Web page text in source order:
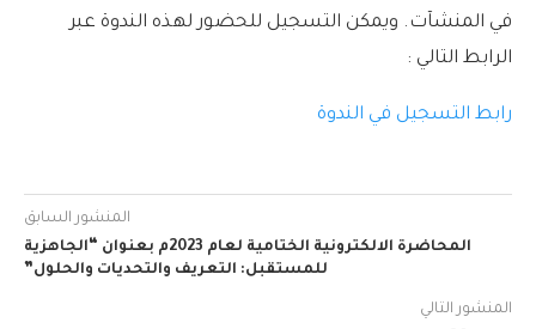
في المنشآت. ويمكن التسجيل للحضور لهذه الندوة عبر
الرابط التالي :
رابط التسجيل في الندوة
المنشور السابق
المحاضرة الالكترونية الختامية لعام 2023م بعنوان “الجاهزية
للمستقبل: التعريف والتحديات والحلول”
المنشور التالي